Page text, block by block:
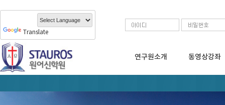
Translate
연구원소개 동영상강좌